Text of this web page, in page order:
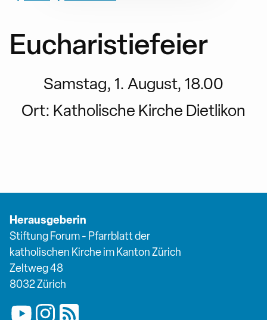
Eucharistiefeier
Samstag, 1. August, 18.00
Ort: Katholische Kirche Dietlikon
Herausgeberin
Stiftung Forum - Pfarrblatt der
katholischen Kirche im Kanton Zürich
Zeltweg 48
8032 Zürich